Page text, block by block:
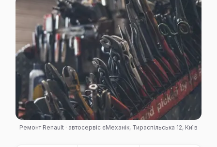
Ремонт Renault · автосервіс єМеханік, Тираспільська 12, Київ